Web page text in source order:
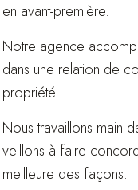
en avant-première.
Notre agence
dans une relation de
propriété.
Nous travaillons main
veillons à faire
meilleure des façons.